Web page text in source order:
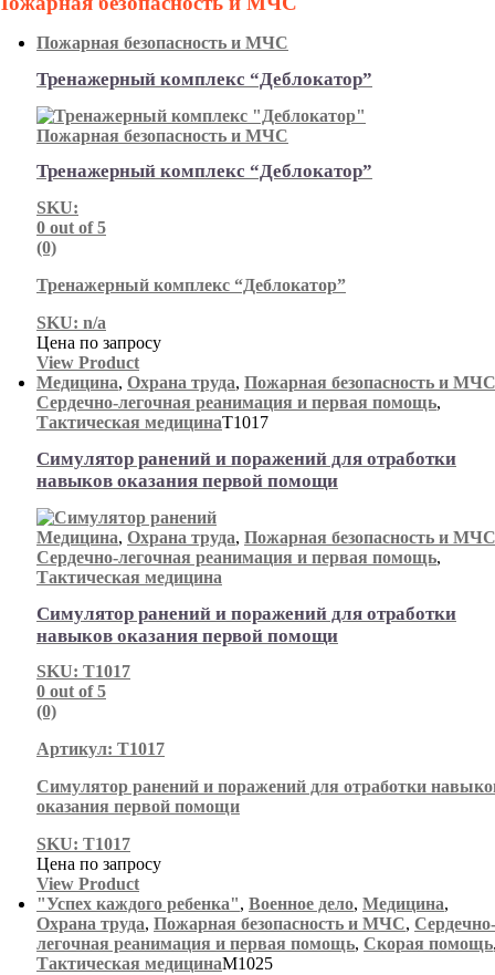
Пожарная безопасность и МЧС
Тренажерный комплекс “Деблокатор”
Пожарная безопасность и МЧС
Тренажерный комплекс “Деблокатор”
SKU:
0 out of 5
(0)
Тренажерный комплекс “Деблокатор”
SKU: n/a
Цена по запросу
View Product
Медицина, Охрана труда, Пожарная безопасность и МЧС
Сердечно-легочная реанимация и первая помощь,
Тактическая медицинаТ1017
Симулятор ранений и поражений для отработки
навыков оказания первой помощи
Медицина, Охрана труда, Пожарная безопасность и МЧС
Сердечно-легочная реанимация и первая помощь,
Тактическая медицина
Симулятор ранений и поражений для отработки
навыков оказания первой помощи
SKU: Т1017
0 out of 5
(0)
Артикул: Т1017
Симулятор ранений и поражений для отработки
оказания первой помощи
SKU: Т1017
Цена по запросу
View Product
"Успех каждого ребенка", Военное дело, Медицина,
Охрана труда, Пожарная безопасность и МЧС, Сердечно-
легочная реанимация и первая помощь, Скорая помощь
Тактическая медицинаМ1025